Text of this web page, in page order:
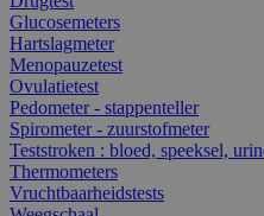
Glucosemeters
Hartslagmeter
Menopauzetest
Ovulatietest
Pedometer - stappenteller
Spirometer - zuurstofmeter
Teststroken : bloed, speeksel,
Thermometers
Vruchtbaarheidstests